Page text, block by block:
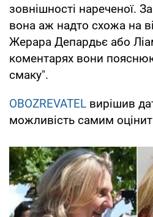
зовнішності нареченої.
вона аж надто схожа на
Жерара Депардьє або
коментарях вони
смаку".
OBOZREVATEL вирішив
можливість самим